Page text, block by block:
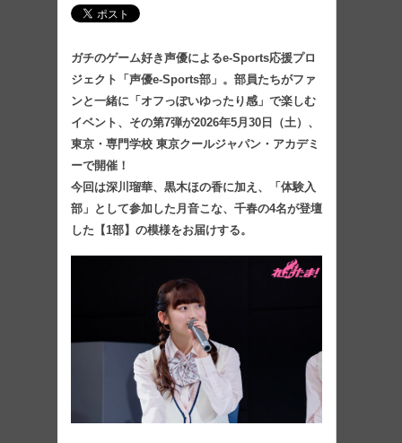
ガチのゲーム好き声優によるe-Sports応援プロ
ジェクト「声優e-Sports部」。部員たちがファ
ンと一緒に「オフっぽいゆったり感」で楽しむ
イベント、その第7弾が2026年5月30日（土）、
東京・専門学校 東京クールジャパン・アカデミ
ーで開催！
今回は深川瑠華、黒木ほの香に加え、「体験入
部」として参加した月音こな、千春の4名が登壇
した【1部】の模様をお届けする。